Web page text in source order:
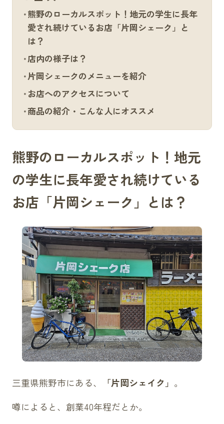
熊野のローカルスポット！地元の学生に長年
愛され続けているお店「片岡シェーク」と
は？
店内の様子は？
片岡シェークのメニューを紹介
お店へのアクセスについて
商品の紹介・こんな人にオススメ
熊野のローカルスポット！地元
の学生に長年愛され続けている
お店「片岡シェーク」とは？
三重県熊野市にある、 「片岡シェイク」 。
噂によると、創業40年程だとか。